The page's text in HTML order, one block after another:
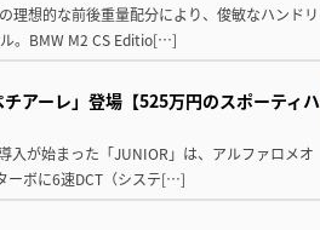
理想的な前後重量配分により、俊敏なハンドリ
。BMW M2 CS Editio[…]
アーレ」登場【525万円のスポーティハ
入が始まった「JUNIOR」は、アルファロメオ
ーボに6速DCT（システ[…]